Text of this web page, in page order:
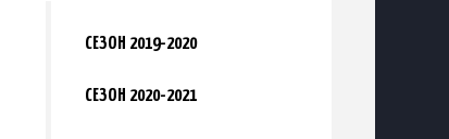
СЕЗОН 2019-2020
СЕЗОН 2020-2021